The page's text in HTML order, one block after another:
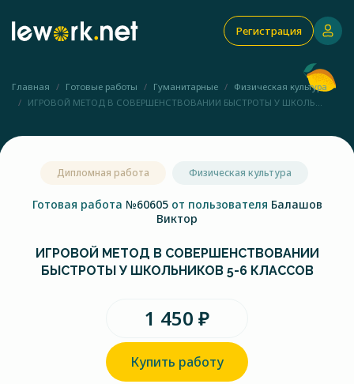
Регистрация
Главная Готовые работы Гуманитарные
Физическая культура
ИГРОВОЙ МЕТОД В СОВЕРШЕНСТВОВАНИИ БЫСТРОТЫ У ШКОЛЬ...
Дипломная работа Физическая культура
Готовая работа №60605 от пользователя Балашов
Виктор
ИГРОВОЙ МЕТОД В СОВЕРШЕНСТВОВАНИИ
БЫСТРОТЫ У ШКОЛЬНИКОВ 5-6 КЛАССОВ
1 450 ₽
Купить работу